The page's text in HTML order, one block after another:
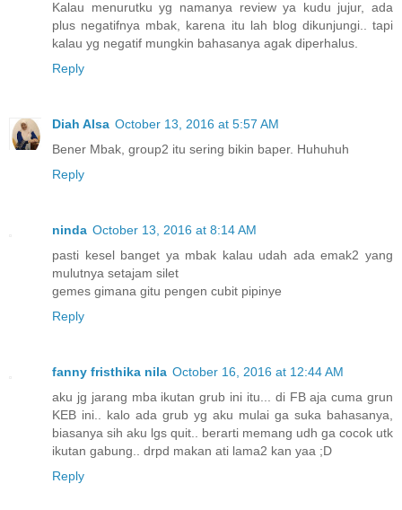
Kalau menurutku yg namanya review ya kudu jujur, ada
plus negatifnya mbak, karena itu lah blog dikunjungi.. tapi
kalau yg negatif mungkin bahasanya agak diperhalus.
Reply
Diah Alsa October 13, 2016 at 5:57 AM
Bener Mbak, group2 itu sering bikin baper. Huhuhuh
Reply
ninda October 13, 2016 at 8:14 AM
pasti kesel banget ya mbak kalau udah ada emak2 yang
mulutnya setajam silet
gemes gimana gitu pengen cubit pipinye
Reply
fanny fristhika nila October 16, 2016 at 12:44 AM
aku jg jarang mba ikutan grub ini itu... di FB aja cuma grun
KEB ini.. kalo ada grub yg aku mulai ga suka bahasanya,
biasanya sih aku lgs quit.. berarti memang udh ga cocok utk
ikutan gabung.. drpd makan ati lama2 kan yaa ;D
Reply